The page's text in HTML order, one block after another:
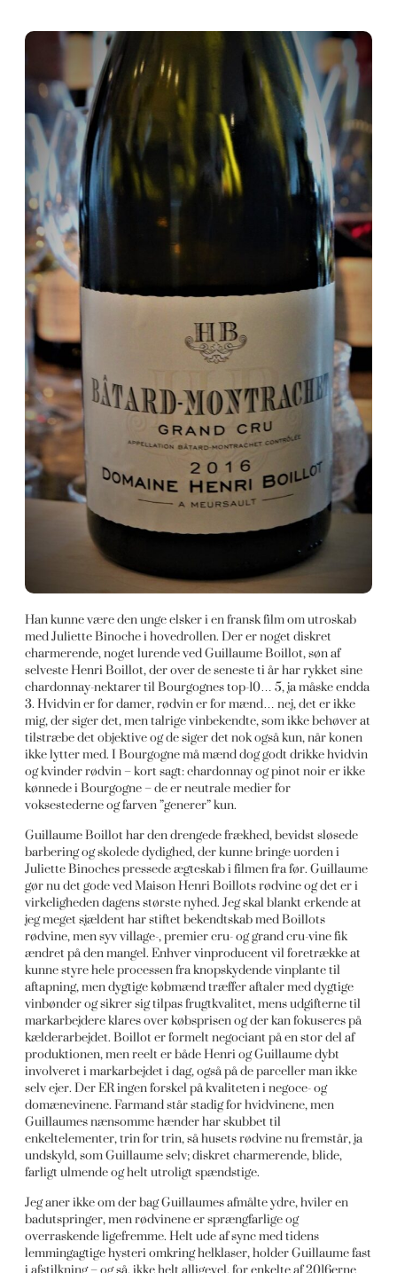
Han kunne være den unge elsker i en fransk film om utroskab
med Juliette Binoche i hovedrollen. Der er noget diskret
charmerende, noget lurende ved Guillaume Boillot, søn af
selveste Henri Boillot, der over de seneste ti år har rykket sine
chardonnay-nektarer til Bourgognes top-10… 5, ja måske endda
3. Hvidvin er for damer, rødvin er for mænd… nej, det er ikke
mig, der siger det, men talrige vinbekendte, som ikke behøver at
tilstræbe det objektive og de siger det nok også kun, når konen
ikke lytter med. I Bourgogne må mænd dog godt drikke hvidvin
og kvinder rødvin – kort sagt: chardonnay og pinot noir er ikke
kønnede i Bourgogne – de er neutrale medier for
voksestederne og farven ”generer” kun.
Guillaume Boillot har den drengede frækhed, bevidst sløsede
barbering og skolede dydighed, der kunne bringe uorden i
Juliette Binoches pressede ægteskab i filmen fra før. Guillaume
gør nu det gode ved Maison Henri Boillots rødvine og det er i
virkeligheden dagens største nyhed. Jeg skal blankt erkende at
jeg meget sjældent har stiftet bekendtskab med Boillots
rødvine, men syv village-, premier cru- og grand cru-vine fik
ændret på den mangel. Enhver vinproducent vil foretrække at
kunne styre hele processen fra knopskydende vinplante til
aftapning, men dygtige købmænd træffer aftaler med dygtige
vinbønder og sikrer sig tilpas frugtkvalitet, mens udgifterne til
markarbejdere klares over købsprisen og der kan fokuseres på
kælderarbejdet. Boillot er formelt negociant på en stor del af
produktionen, men reelt er både Henri og Guillaume dybt
involveret i markarbejdet i dag, også på de parceller man ikke
selv ejer. Der ER ingen forskel på kvaliteten i negoce- og
domænevinene. Farmand står stadig for hvidvinene, men
Guillaumes nænsomme hænder har skubbet til
enkeltelementer, trin for trin, så husets rødvine nu fremstår, ja
undskyld, som Guillaume selv; diskret charmerende, blide,
farligt ulmende og helt utroligt spændstige.
Jeg aner ikke om der bag Guillaumes afmålte ydre, hviler en
badutspringer, men rødvinene er sprængfarlige og
overraskende ligefremme. Helt ude af sync med tidens
lemmingagtige hysteri omkring helklaser, holder Guillaume fast
i afstilkning – og så, ikke helt alligevel, for enkelte af 2016erne